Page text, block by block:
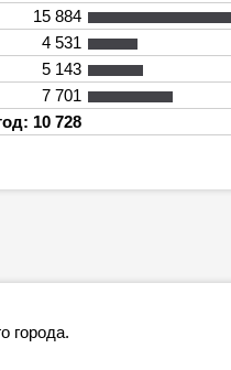
15 884
4 531
5 143
7 701
10 728
города.